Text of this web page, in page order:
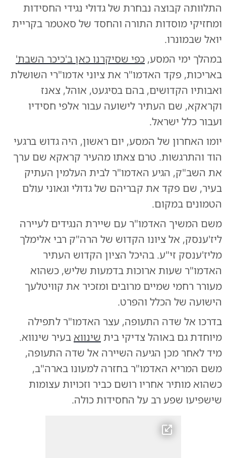
התלוותה קבוצה נבחרת של גדולי נגידי החסידות
ומחזיקי מוסדות התורה והחסד של סאטמר בקריית
יואל שבמונרו.
במהלך ימי המסע, כפי שסיקרנו כאן ב'כיכר השבת'
באריכות, פקד האדמו"ר את ציוני אדמו"רי השושלת
ואבותיו הקדושים, בהם בסיגעט, אוהל, צאנז
וקראקא, שם העתיר לישועה עבור אלפי חסידיו
ועבור כלל ישראל.
יומו האחרון של המסע, יום ראשון, היה גדוש ברגעי
הוד והתרגשות. טרם צאתו מהעיר קראקא שם ערך
את השב"ק, הגיע האדמו"ר לבית העלמין העתיק
בעיר, שם פקד את קבריהם של גדולי וגאוני עולם
הטמונים במקום.
משם המשיך האדמו"ר עם שיירת הנגידים לעיירה
ליז'ענסק, אל ציונו הקדוש של הרה"ק רבי אלימלך
מליז'ענסק זי"ע. בהיכל הציון הקדוש העתיר
האדמו"ר שעות ארוכות בדמעות שליש, כשהוא
מעורר רחמי שמיים מרובים ומזכיר את קוויטלעך
הישועה של הכלל והפרט.
בדרכו אל שדה התעופה, עצר האדמו"ר לתפילה
מיוחדת גם באוהל צדיקי בית שינוואבעיר שינווא.
מיד לאחר מכן הגיעה השיירה אל שדה התעופה,
משם המריא האדמו"ר בחזרה למעונו בארה"ב,
כשהוא מותיר אחריו רושם כביר וזכויות עצומות
שישפיעו שפע רב על החסידות כולה.